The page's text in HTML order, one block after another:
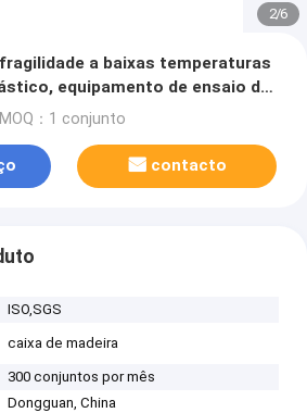
2/6
a baixas temperaturas
equipamento de ensaio de
a norma
MOQ：1 conjunto
contacto
ISO,SGS
caixa de madeira
300 conjuntos por mês
Dongguan, China